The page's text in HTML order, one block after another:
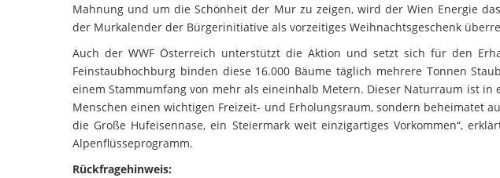
Mahnung und um die Schönheit der Mur zu zeigen, wird der Wien Energie
der Murkalender der Bürgerinitiative als vorzeitiges Weihnachtsgeschenk
Auch der WWF Österreich unterstützt die Aktion und setzt sich für den
Feinstaubhochburg binden diese 16.000 Bäume täglich mehrere Tonnen
einem Stammumfang von mehr als eineinhalb Metern. Dieser Naturraum ist
Menschen einen wichtigen Freizeit- und Erholungsraum, sondern beheimatet
die Große Hufeisennase, ein Steiermark weit einzigartiges Vorkommen“,
Alpenflüsseprogramm.
Rückfragehinweis: